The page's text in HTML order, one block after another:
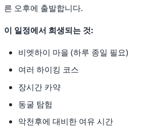
른 오후에 출발합니다.
이 일정에서 희생되는 것:
비엣하이 마을 (하루 종일 필요)
여러 하이킹 코스
장시간 카약
동굴 탐험
악천후에 대비한 여유 시간